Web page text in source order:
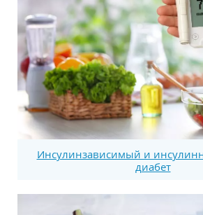
Инсулинзависимый и
диабет